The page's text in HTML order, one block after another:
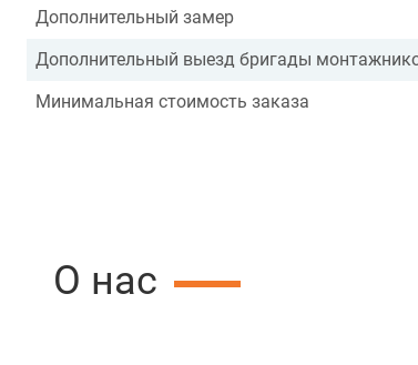
Дополнительный замер
Дополнительный выезд бригады
Минимальная стоимость заказа
О нас